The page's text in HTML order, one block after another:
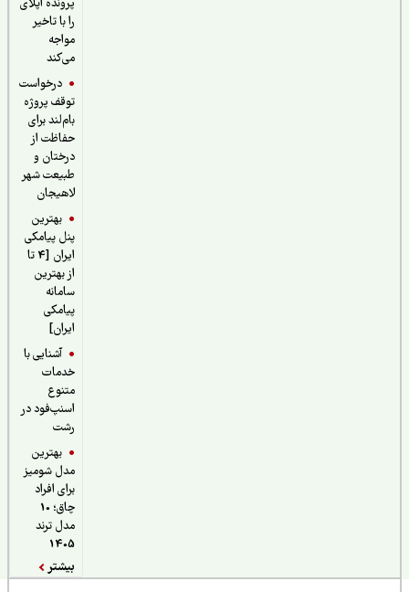
پرونده اپلای
را با تاخیر
درخواست
توقف پروژه
بام‌لند برای
حفاظت از
درختان و
طبیعت شهر
لاهیجان
بهترین
پنل پیامکی
ایران [4 تا
از بهترین
سامانه
پیامکی
آشنایی با
خدمات
اسنپ‌فود در
بهترین
مدل شومیز
برای افراد
چاق؛ 10
مدل ترند